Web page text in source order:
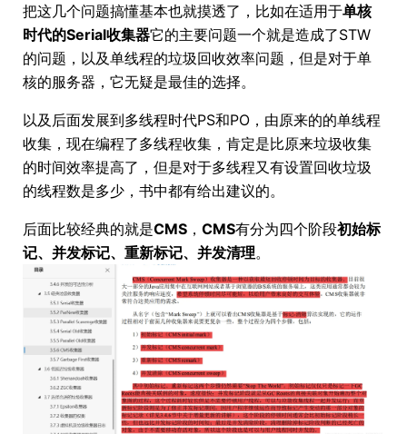
把这几个问题搞懂基本也就摸透了，比如在适用于单核
时代的Serial收集器它的主要问题一个就是造成了STW
的问题，以及单线程的垃圾回收效率问题，但是对于单
核的服务器，它无疑是最佳的选择。
以及后面发展到多线程时代PS和PO，由原来的的单线程
收集，现在编程了多线程收集，肯定是比原来垃圾收集
的时间效率提高了，但是对于多线程又有设置回收垃圾
的线程数是多少，书中都有给出建议的。
后面比较经典的就是CMS ， CMS有分为四个阶段初始标
记、并发标记、重新标记、并发清理。